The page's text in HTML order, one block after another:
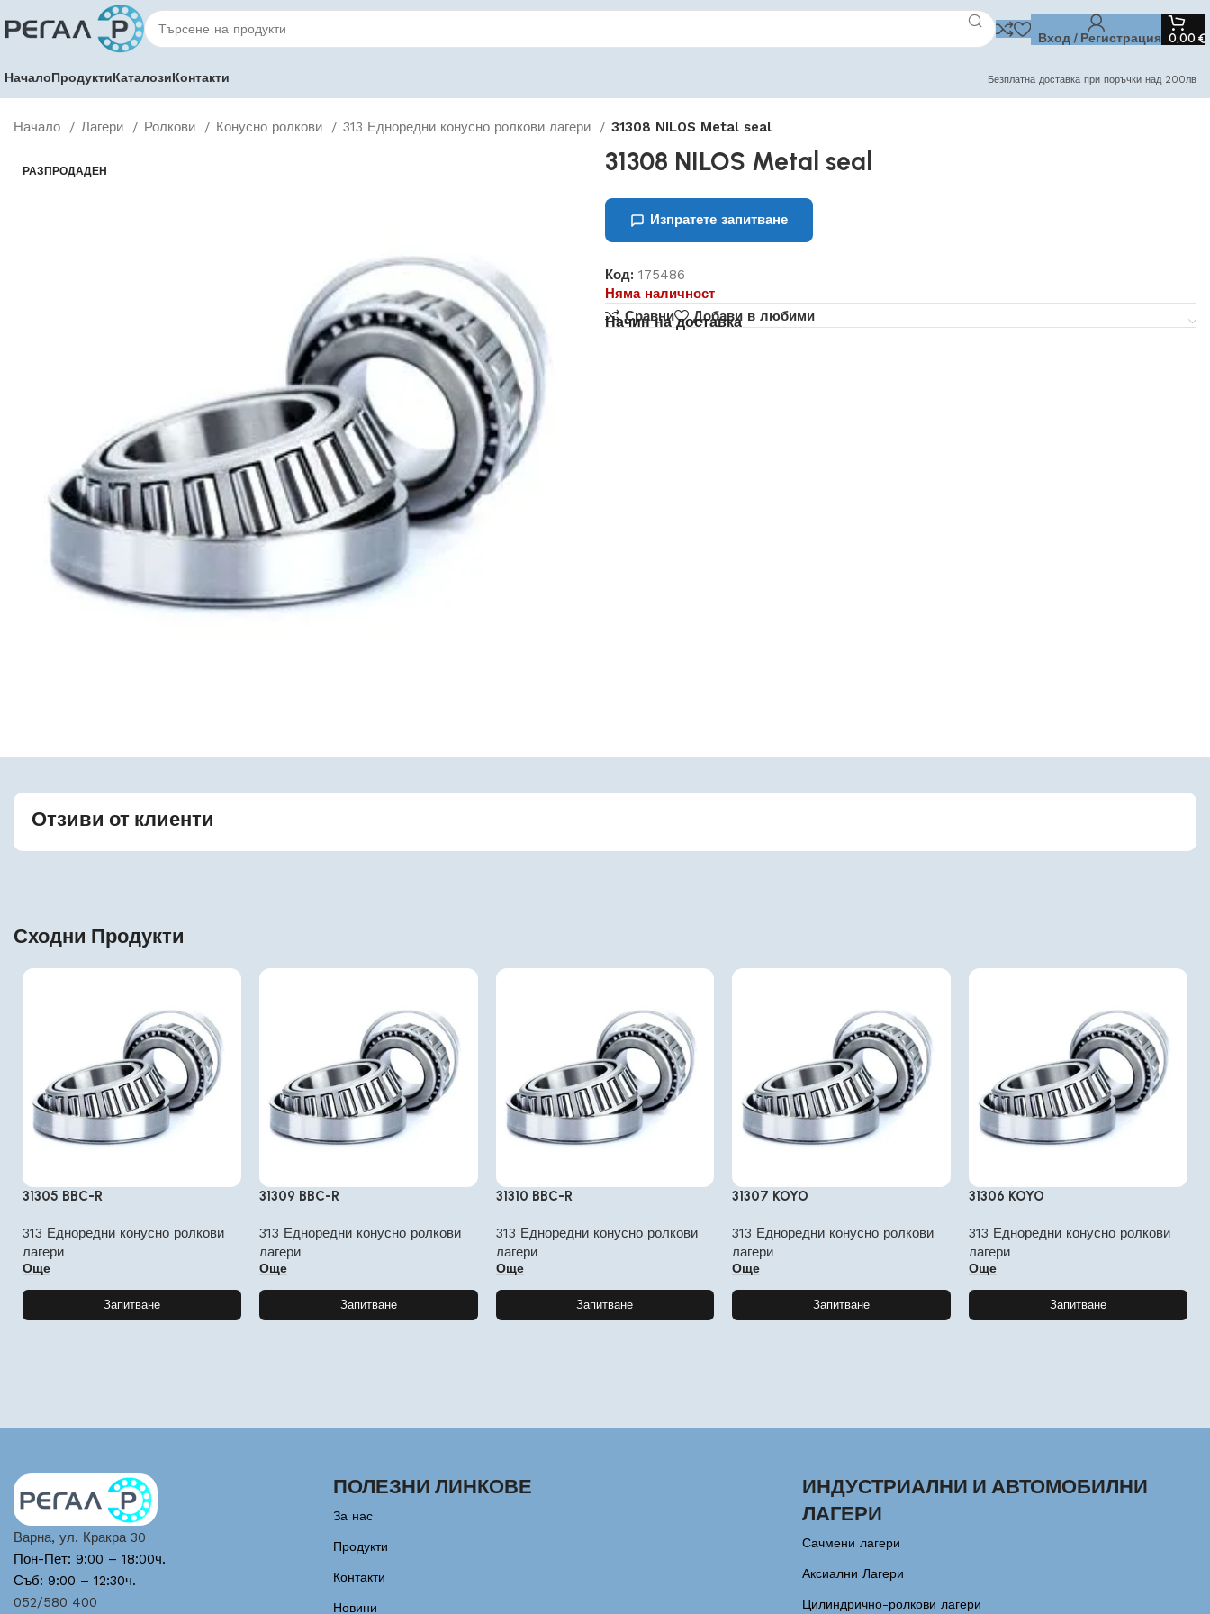
Вход / Регистрация 0,00 €
НачалоПродуктиКаталозиКонтакти Безплатна доставка при поръчки над 200лв
Начало Лагери Ролкови Конусно ролкови 313 Едноредни конусно ролкови лагери 31308 NILOS Metal seal
РАЗПРОДАДЕН 31308 NILOS Metal seal
Изпратете запитване
Код: 175486
Няма наличност
Сравни
Добави в любими
Начин на доставка
Отзиви от клиенти
Сходни Продукти
31305 BBC-R
313 Едноредни конусно ролкови
лагери
Още
Запитване
31309 BBC-R
313 Едноредни конусно ролкови
лагери
Още
Запитване
31310 BBC-R
313 Едноредни конусно ролкови
лагери
Още
Запитване
31307 KOYO
313 Едноредни конусно ролкови
лагери
Още
Запитване
31306 KOYO
313 Едноредни конусно ролкови
лагери
Още
Запитване
Варна, ул. Кракра 30
Пон-Пет: 9:00 – 18:00ч.
Съб: 9:00 – 12:30ч.
052/580 400
ПОЛЕЗНИ ЛИНКОВЕ
За нас
Продукти
Контакти
Новини
ИНДУСТРИАЛНИ И АВТОМОБИЛНИ
ЛАГЕРИ
Сачмени лагери
Аксиални Лагери
Цилиндрично-ролкови лагери